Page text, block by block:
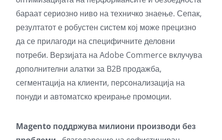
бараат сериозно ниво на техничко знаење. Сепак,
резултатот е робустен систем кој може прецизно
да се прилагоди на специфичните деловни
потреби. Верзијата на Adobe Commerce вклучува
дополнителни алатки за B2B продажба,
сегментација на клиенти, персонализација на
понуди и автоматско креирање промоции.
Magento поддржува милиони производи без